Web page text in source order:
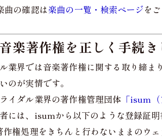
曲の確認は楽曲の一覧・検索ページを
楽著作権を正しく手続
業界では音楽著作権に関する取り締
のが実情です。
イダル業界の著作権管理団体 「isum
には、isumから以下のような登録証
権処理をきちんと行わないままのウ